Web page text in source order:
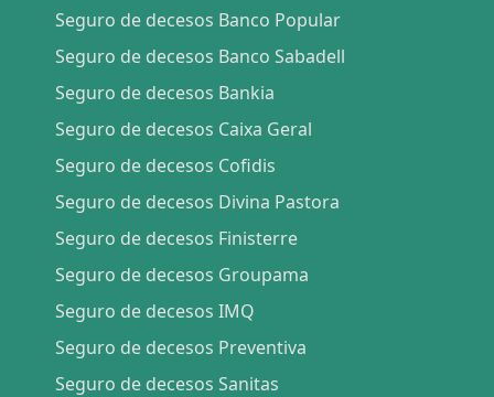
Seguro de decesos Banco Popular
Seguro de decesos Banco Sabadell
Seguro de decesos Bankia
Seguro de decesos Caixa Geral
Seguro de decesos Cofidis
Seguro de decesos Divina Pastora
Seguro de decesos Finisterre
Seguro de decesos Groupama
Seguro de decesos IMQ
Seguro de decesos Preventiva
Seguro de decesos Sanitas